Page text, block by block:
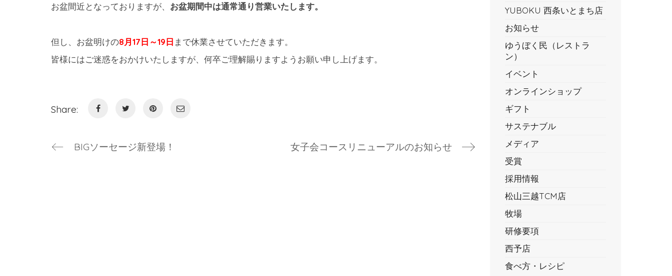
お盆間近となっておりますが、 お盆期間中は通常通り営業いたします。
但し、お盆明けの8月17日～19日 まで休業させていただきます。
皆様にはご迷惑をおかけいたしますが、何卒ご理解賜りますようお願い申し上げます。
Share:
BIGソーセージ新登場！ 女子会コースリニューアルのお知らせ
YUBOKU 西条いとまち店
お知らせ
ゆうぼく民（レストラ
ン）
イベント
オンラインショップ
ギフト
サステナブル
メディア
受賞
採用情報
松山三越TCM店
牧場
研修要項
西予店
食べ方・レシピ